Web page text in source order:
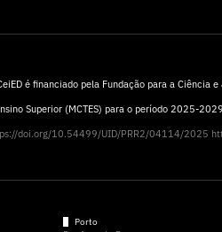
é financiado pela Fundação para a Ciência
Superior (MCTES) para o período 2025-
doi.org/10.54499/UID/PRR2/04114/2025
Porto